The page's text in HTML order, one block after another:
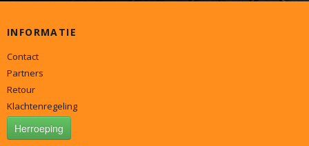
INFORMATIE
Contact
Partners
Retour
Klachtenregeling
Herroeping